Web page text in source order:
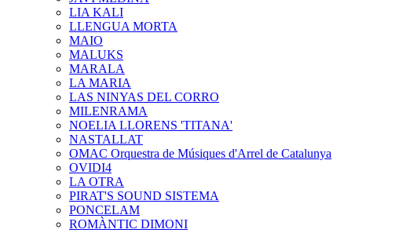
LIA KALI
LLENGUA MORTA
MAIO
MALUKS
MARALA
LA MARIA
LAS NINYAS DEL CORRO
MILENRAMA
NOELIA LLORENS 'TITANA'
NASTALLAT
OMAC Orquestra de Músiques d'Arrel de Catalunya
OVIDI4
LA OTRA
PIRAT'S SOUND SISTEMA
PONCELAM
ROMÀNTIC DIMONI